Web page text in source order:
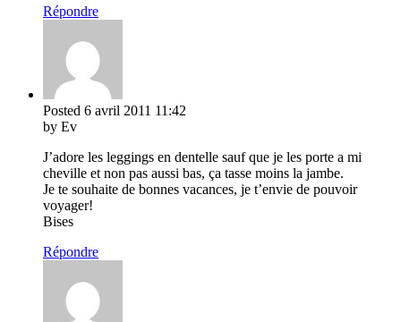
Répondre
Posted 6 avril 2011 11:42
by Ev
J’adore les leggings en dentelle sauf que je les porte a mi
cheville et non pas aussi bas, ça tasse moins la jambe.
Je te souhaite de bonnes vacances, je t’envie de pouvoir
voyager!
Bises
Répondre